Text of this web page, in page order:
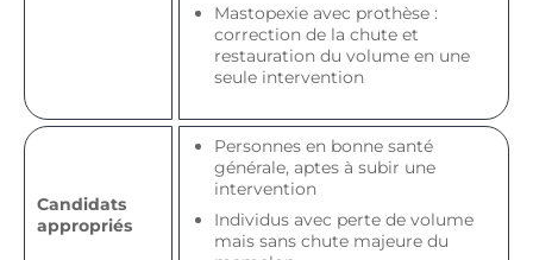
Mastopexie avec prothèse :
correction de la chute et
restauration du volume en une
seule intervention
Candidats
appropriés
Personnes en bonne santé
générale, aptes à subir une
intervention
Individus avec perte de volume
mais sans chute majeure du